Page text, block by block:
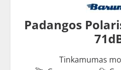
Padangos
Tinkamumas